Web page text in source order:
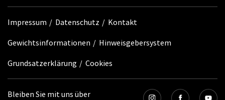
Impressum Datenschutz Kontakt
Gewichtsinformationen Hinweisgebersystem
Grundsatzerklärung Cookies
Bleiben Sie mit uns über